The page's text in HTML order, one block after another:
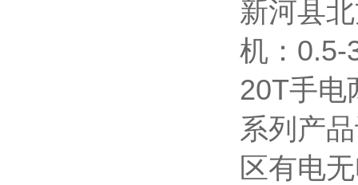
新河县
机：0.5-
20T手电
系列产
区有电